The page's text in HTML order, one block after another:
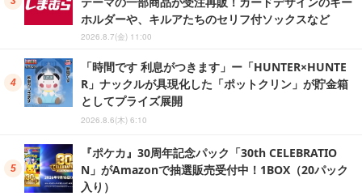
ホルダーや、キルアたちのセリフ付ソックスなど
2026.8.7(金) 11:00
「時間です 利息がつきます」ー「HUNTER×HUNTE
R」ナックルが具現化した「ポットクリン」が貯金箱
としてプライズ展開
2026.8.6(木) 6:10
『ポケカ』30周年記念パック「30th CELEBRATIO
N」がAmazonで抽選販売受付中！1BOX（20パック
入り）